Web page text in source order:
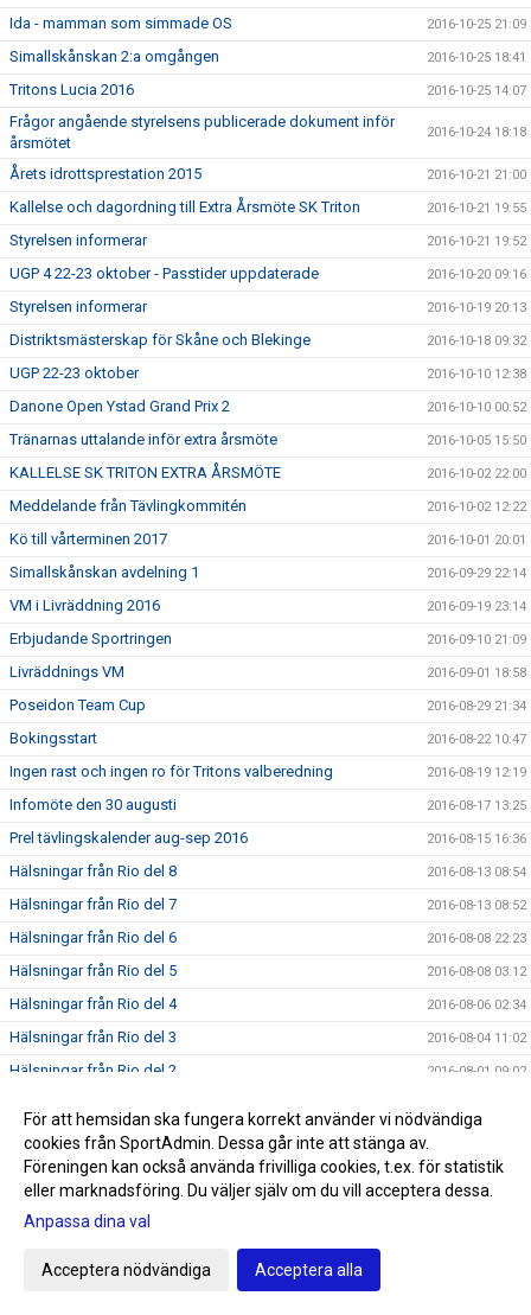
Ida - mamman som simmade OS 2016-10-25 21:09
Simallskånskan 2:a omgången 2016-10-25 18:41
Tritons Lucia 2016 2016-10-25 14:07
Frågor angående styrelsens publicerade dokument inför
årsmötet
2016-10-24 18:18
Årets idrottsprestation 2015 2016-10-21 21:00
Kallelse och dagordning till Extra Årsmöte SK Triton 2016-10-21 19:55
Styrelsen informerar 2016-10-21 19:52
UGP 4 22-23 oktober - Passtider uppdaterade 2016-10-20 09:16
Styrelsen informerar 2016-10-19 20:13
Distriktsmästerskap för Skåne och Blekinge 2016-10-18 09:32
UGP 22-23 oktober 2016-10-10 12:38
Danone Open Ystad Grand Prix 2 2016-10-10 00:52
Tränarnas uttalande inför extra årsmöte 2016-10-05 15:50
KALLELSE SK TRITON EXTRA ÅRSMÖTE 2016-10-02 22:00
Meddelande från Tävlingkommitén 2016-10-02 12:22
Kö till vårterminen 2017 2016-10-01 20:01
Simallskånskan avdelning 1 2016-09-29 22:14
VM i Livräddning 2016 2016-09-19 23:14
Erbjudande Sportringen 2016-09-10 21:09
Livräddnings VM 2016-09-01 18:58
Poseidon Team Cup 2016-08-29 21:34
Bokingsstart 2016-08-22 10:47
Ingen rast och ingen ro för Tritons valberedning 2016-08-19 12:19
Infomöte den 30 augusti 2016-08-17 13:25
Prel tävlingskalender aug-sep 2016 2016-08-15 16:36
Hälsningar från Rio del 8 2016-08-13 08:54
Hälsningar från Rio del 7 2016-08-13 08:52
Hälsningar från Rio del 6 2016-08-08 22:23
Hälsningar från Rio del 5 2016-08-08 03:12
Hälsningar från Rio del 4 2016-08-06 02:34
Hälsningar från Rio del 3 2016-08-04 11:02
Hälsningar från Rio del 2 2016-08-01 09:02
SNART OLYMPISKA SOMMARSPELEN 2016
Triton i radio 2016-07-20 13:00
Sommarrea på Sportringen
SM/JSM dag 5
Triton-trio laddar för Rio
För att hemsidan ska fungera korrekt använder vi nödvändiga
cookies från SportAdmin. Dessa går inte att stänga av.
Föreningen kan också använda frivilliga cookies, t.ex. för statistik
eller marknadsföring. Du väljer själv om du vill acceptera dessa.
Anpassa dina val
Acceptera nödvändiga Acceptera alla